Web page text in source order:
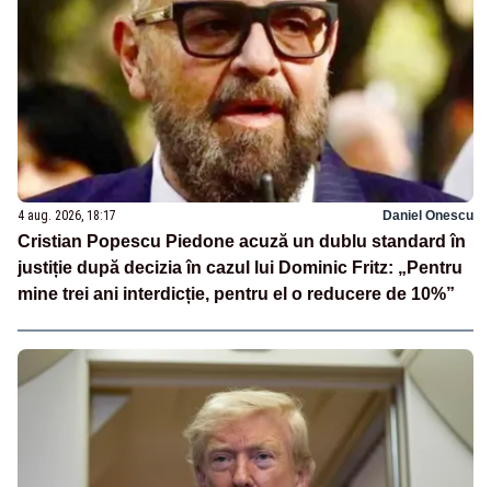
4 aug. 2026, 18:17 Daniel Onescu
Cristian Popescu Piedone acuză un dublu standard în
justiție după decizia în cazul lui Dominic Fritz: „Pentru
mine trei ani interdicție, pentru el o reducere de 10%”